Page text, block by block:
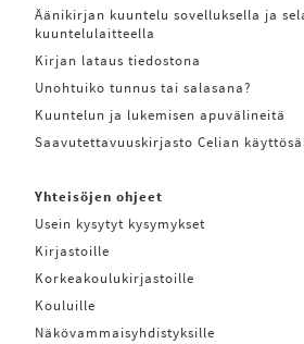
Äänikirjan kuuntelu sovelluksella ja
kuuntelulaitteella
Kirjan lataus tiedostona
Unohtuiko tunnus tai salasana?
Kuuntelun ja lukemisen apuvälineitä
Saavutettavuuskirjasto Celian
Yhteisöjen ohjeet
Usein kysytyt kysymykset
Kirjastoille
Korkeakoulukirjastoille
Kouluille
Näkövammaisyhdistyksille